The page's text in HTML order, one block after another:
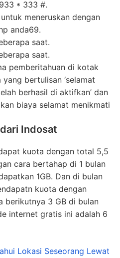
* 333 #.
meneruskan dengan
anda69.
saat.
saat.
pemberitahuan di kotak
bertulisan ‘selamat
berhasil di aktifkan’ dan
biaya selamat menikmati
Indosat
kuota dengan total 5,5
cara bertahap di 1 bulan
1GB. Dan di bulan
kuota dengan
berikutnya 3 GB di bulan
internet gratis ini adalah 6
Lokasi Seseorang Lewat